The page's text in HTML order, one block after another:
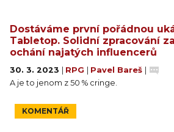
Dostáváme první pořádnou
Tabletop. Solidní zpracování
ochání najatých influencerů
30. 3. 2023 | RPG | Pavel Bareš |
A je to jenom z 50 % cringe.
KOMENTÁŘ